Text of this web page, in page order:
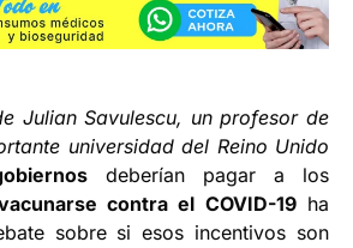
universidad del Reino Unido
deberían pagar a los
contra el COVID-19ha
sobre si esos incentivos son